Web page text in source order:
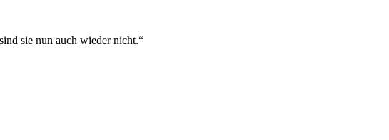
sie nun auch wieder nicht.“